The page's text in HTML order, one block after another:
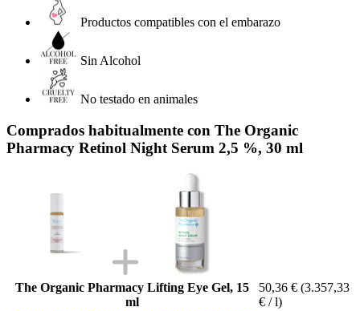
Productos compatibles con el embarazo
Sin Alcohol
No testado en animales
Comprados habitualmente con The Organic
Pharmacy Retinol Night Serum 2,5 %, 30 ml
The Organic Pharmacy Lifting Eye Gel, 15
ml
50,36 € (3.357,33
€ / l)